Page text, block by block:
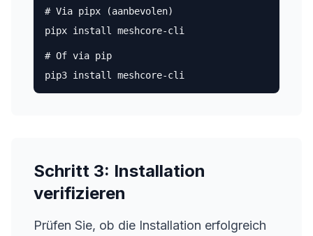
# Via pipx (aanbevolen)
pipx install meshcore-cli
# Of via pip
pip3 install meshcore-cli
Schritt 3: Installation
verifizieren
Prüfen Sie, ob die Installation erfolgreich